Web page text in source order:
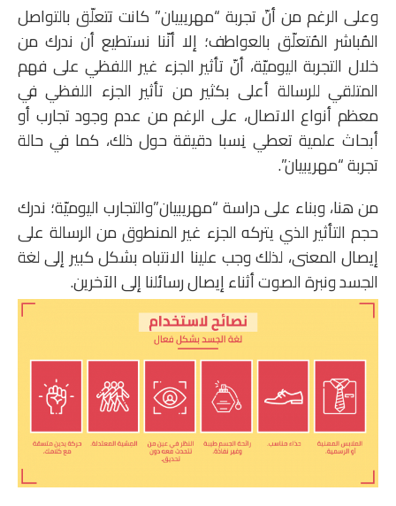
وعلى الرغم من أنّ تجربة “مهريبيان” كانت تتعلّق بالتواصل
المُباشر المُتعلّق بالعواطف؛ إلا أنّنا نستطيع أن ندرك من
خلال التجربة اليوميّة، أنّ تأثير الجزء غير اللفظي على فهم
المتلقي للرسالة أعلى بكثير من تأثير الجزء اللفظي في
معظم أنواع الاتصال، على الرغم من عدم وجود تجارب أو
أبحاث علمية تعطي نِسبا دقيقة حول ذلك، كما في حالة
تجربة “مهريبيان”.
من هنا، وبناء على دراسة “مهريبيان”والتجارب اليوميّة؛ ندرك
حجم التأثير الذي يتركه الجزء غير المنطوق من الرسالة على
إيصال المعنى، لذلك وجب علينا الانتباه بشكل كبير إلى لغة
الجسد ونبرة الصوت أثناء إيصال رسائلنا إلى الآخرين.